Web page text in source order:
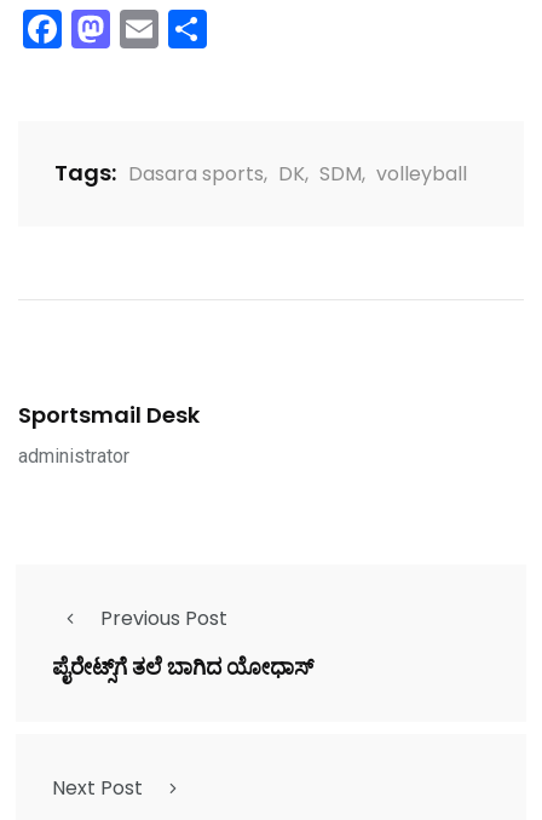
Facebook
Mastodon
Email
Tags: Dasara sports, DK, SDM, volleyball
Sportsmail Desk
administrator
Previous Post
ಪೈರೇಟ್ಸ್‌ಗೆ ತಲೆ ಬಾಗಿದ ಯೋಧಾಸ್
Next Post